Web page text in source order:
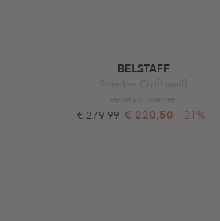
BELSTAFF
Sneaker Croft weiß
Veterschoenen
€ 279,99 € 220,50 -21%